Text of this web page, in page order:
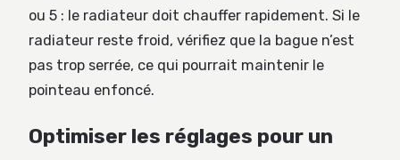
ou 5 : le radiateur doit chauffer rapidement. Si le
radiateur reste froid, vérifiez que la bague n’est
pas trop serrée, ce qui pourrait maintenir le
pointeau enfoncé.
Optimiser les réglages pour un